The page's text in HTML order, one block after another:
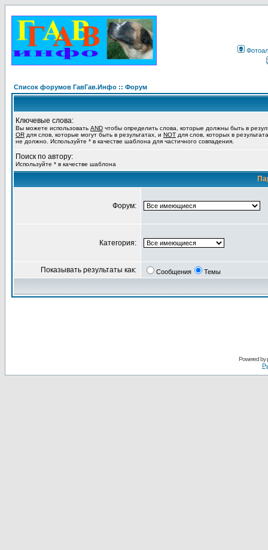
Список форумов ГавГав.Инфо :: Форум
Ключевые слова:
Вы можете использовать AND чтобы определить слова, которые должны быть в
OR для слов, которые могут быть в результатах, и NOT для слов, которых в
не должно. Используйте * в качестве шаблона для частичного совпадения.
Поиск по автору:
Используйте * в качестве шаблона
Форум:
Категория:
Показывать результаты как: Сообщения Темы
Powered by